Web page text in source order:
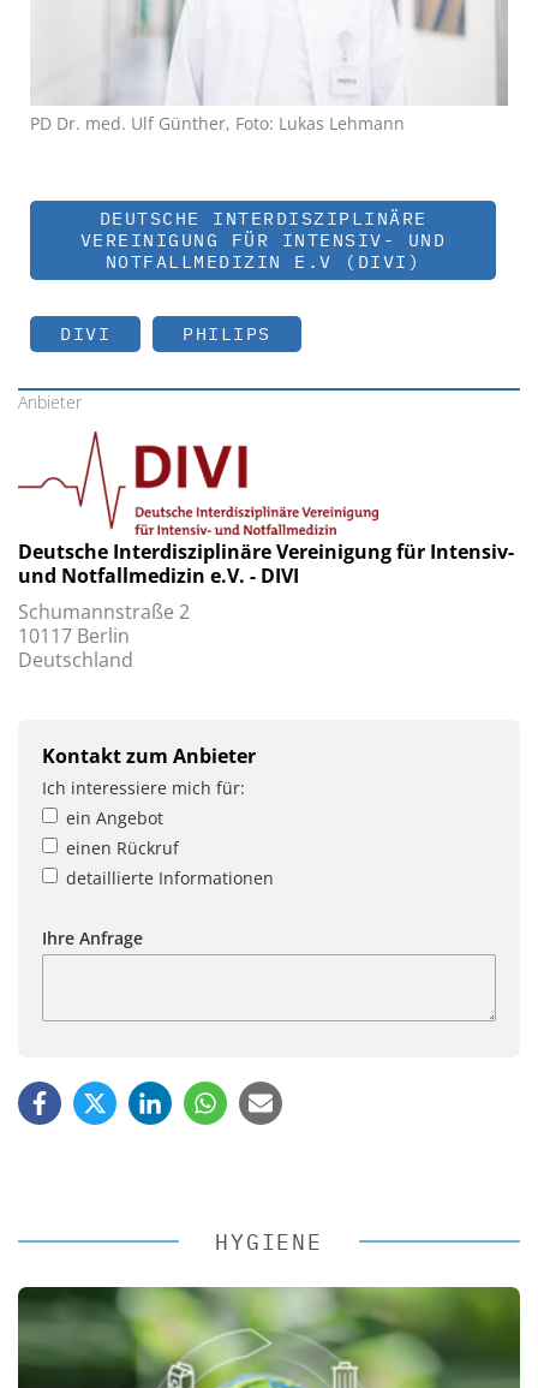
PD Dr. med. Ulf Günther, Foto: Lukas Lehmann
DEUTSCHE INTERDISZIPLINÄRE
VEREINIGUNG FÜR INTENSIV- UND
NOTFALLMEDIZIN E.V (DIVI)
DIVI PHILIPS
Anbieter
Deutsche Interdisziplinäre Vereinigung für Intensiv-
und Notfallmedizin e.V. - DIVI
Schumannstraße 2
10117 Berlin
Deutschland
Kontakt zum Anbieter
Ich interessiere mich für:
ein Angebot
einen Rückruf
detaillierte Informationen
Ihre Anfrage
HYGIENE